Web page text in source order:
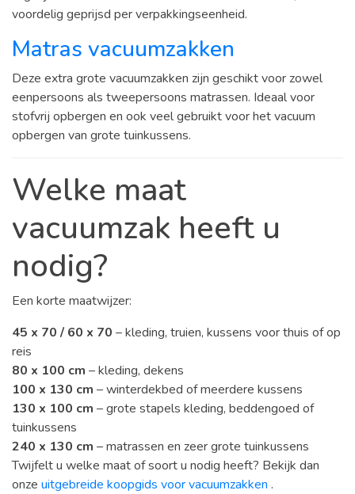
voordelig geprijsd per verpakkingseenheid.
Matras vacuumzakken
Deze extra grote vacuumzakken zijn geschikt voor zowel
eenpersoons als tweepersoons matrassen. Ideaal voor
stofvrij opbergen en ook veel gebruikt voor het vacuum
opbergen van grote tuinkussens.
Welke maat
vacuumzak heeft u
nodig?
Een korte maatwijzer:
45 x 70 / 60 x 70 – kleding, truien, kussens voor thuis of op
reis
80 x 100 cm – kleding, dekens
100 x 130 cm – winterdekbed of meerdere kussens
130 x 100 cm – grote stapels kleding, beddengoed of
tuinkussens
240 x 130 cm – matrassen en zeer grote tuinkussens
Twijfelt u welke maat of soort u nodig heeft? Bekijk dan
onze uitgebreide koopgids voor vacuumzakken .